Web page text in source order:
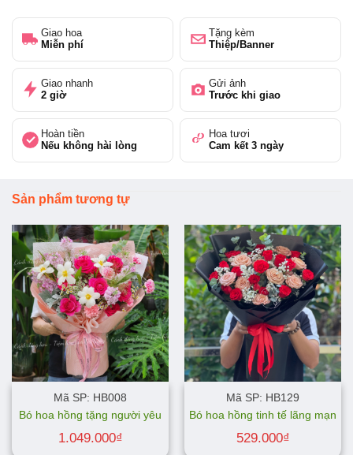
Giao hoa
Miễn phí
Tặng kèm
Thiệp/Banner
Giao nhanh
2 giờ
Gửi ảnh
Trước khi giao
Hoàn tiền
Nếu không hài lòng
Hoa tươi
Cam kết 3 ngày
Sản phẩm tương tự
Mã SP: HB008
Bó hoa hồng tặng người yêu
1.049.000₫
Mã SP: HB129
Bó hoa hồng tinh tế lãng mạn
529.000₫